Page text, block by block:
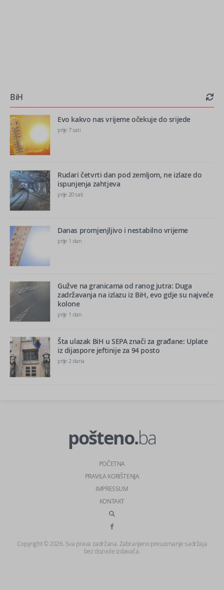
BiH
Evo kakvo nas vrijeme očekuje do srijede
prije 7 sati
Rudari četvrti dan pod zemljom, ne izlaze do
ispunjenja zahtjeva
prije 20 sati
Danas promjenjljivo i nestabilno vrijeme
prije 1 dan
Gužve na granicama od ranog jutra: Duga
zadržavanja na izlazu iz BiH, evo gdje su najveće
kolone
prije 1 dan
Šta ulazak BiH u SEPA znači za građane: Uplate
iz dijaspore jeftinije za 94 posto
prije 2 dana
pošteno.ba
POČETNA
PRAVILA KORIŠTENJA
IMPRESSUM
KONTAKT
Copyright © 2026. Sva prava zadržana. Zabranjeno preuzimanje sadržaja
bez dozvole izdavača.